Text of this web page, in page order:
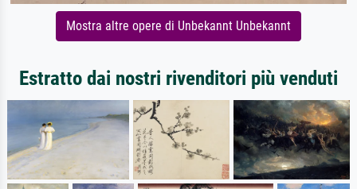
Mostra altre opere di Unbekannt Unbekannt
Estratto dai nostri rivenditori più venduti